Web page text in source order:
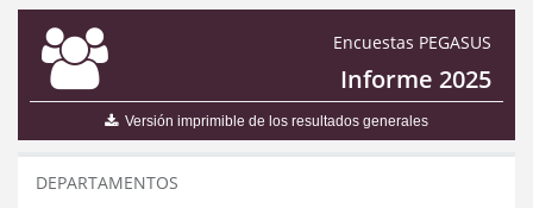
Encuestas PEGASUS
Informe 2025
Versión imprimible de los resultados generales
DEPARTAMENTOS